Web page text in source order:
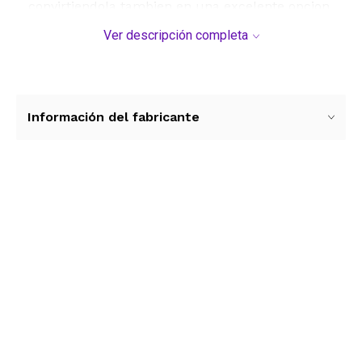
lavado. Su peso ligero de aproximadamente 450
Ver descripción completa
Información del fabricante